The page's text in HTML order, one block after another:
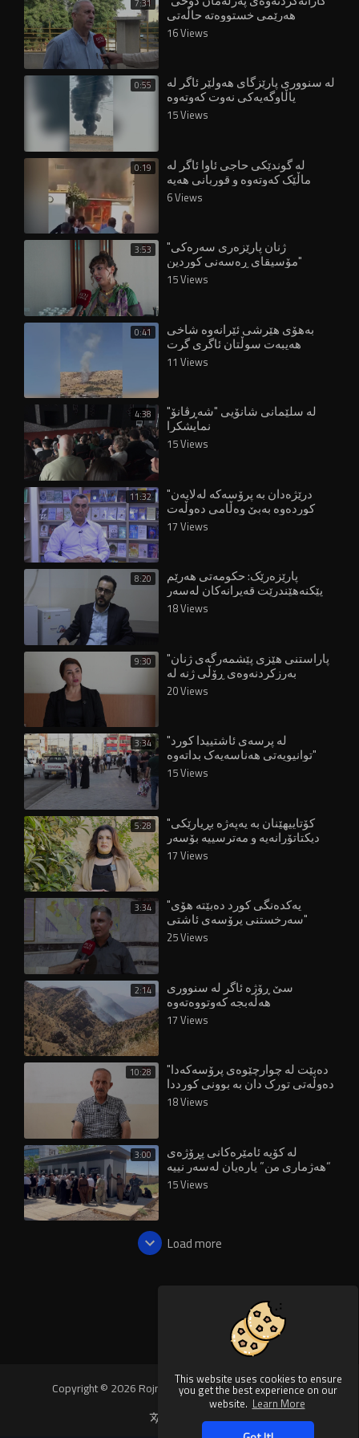
This website uses cookies to ensure
you get the best experience on our
website. Learn More
هەرێمی خستووەتە حاڵەتی
16 Views
0:55 لە سنووری پارێزگای هەولێر ئاگر لە
پاڵاوگەیەکی نەوت کەوتەوە
15 Views
0:19 لە گوندێکی حاجی ئاوا ئاگر لە
ماڵێک کەوتەوە و قوربانی هەیە
6 Views
3:53 "ژنان پارێزەری سەرەکی
مۆسیقای ڕەسەنی کوردین"
15 Views
0:41 بەهۆی هێرشی ئێرانەوە شاخی
هەیبەت سوڵتان ئاگری گرت
11 Views
4:38 لە سلێمانی شانۆیی "شەڕڤانۆ"
نمایشکرا
15 Views
11:32 "درێژەدان بە پرۆسەکە لەلایەن
کوردەوە بەبێ وەڵامی دەوڵەت
قورسە"
17 Views
8:20 پارێزەرێک: حکومەتی هەرێم
پێکنەهێندرێت قەیرانەکان لەسەر
هاووڵاتییان زیاتر دەبن" 18 Views
9:30 "پاراستنی هێزی پێشمەرگەی ژنان
بەرزکردنەوەی ڕۆڵی ژنە لە
دامەزراوە ئەمنییەکاندا" 20 Views
3:34 "لە پرسەی ئاشتییدا کورد
توانیویەتی هەناسەیەک بداتەوە"
15 Views
5:28 "کۆتاییهێنان بە یەپەژە بڕیارێکی
دیکتاتۆرانەیە و مەترسییە بۆسەر
17 Views
3:34 "یەکدەنگی کورد دەبێتە هۆی
سەرخستنی پرۆسەی ئاشتی"
25 Views
2:14 سێ ڕۆژە ئاگر لە سنووری
هەڵەبجە کەوتووەتەوە
17 Views
10:28 "دەبێت لە چوارچێوەی پرۆسەکەدا
دەوڵەتی تورک دان بە بوونی کورددا
بنێت"
18 Views
3:00 لە کۆیە ئامێرەکانی پڕۆژەی
“هەژماری من” پارەیان لەسەر نییە
و کێشەیان تێدایە
15 Views
Load more
Copyright © 2026 Rojnews Video. All rights reserved.
Language